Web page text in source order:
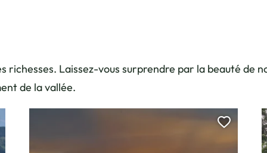
Laissez-vous surprendre par la beauté de
de la vallée.
cette page au carnet de voyage ?